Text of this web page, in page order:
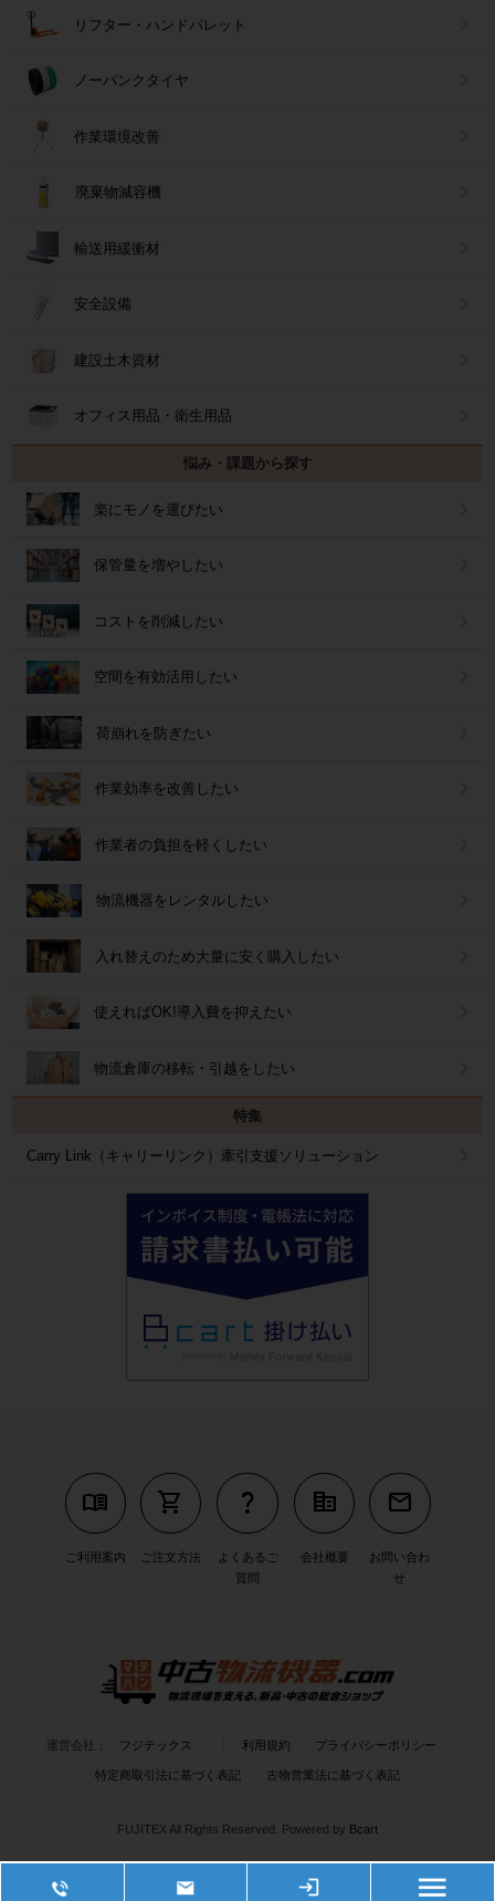
リフター・ハンドパレット
ノーパンクタイヤ
作業環境改善
廃棄物減容機
輸送用緩衝材
安全設備
建設土木資材
オフィス用品・衛生用品
悩み・課題から探す
楽にモノを運びたい
保管量を増やしたい
コストを削減したい
空間を有効活用したい
荷崩れを防ぎたい
作業効率を改善したい
作業者の負担を軽くしたい
物流機器をレンタルしたい
入れ替えのため大量に安く購入したい
使えればOK!導入費を抑えたい
物流倉庫の移転・引越をしたい
特集
Carry Link（キャリーリンク）牽引支援ソリューション
menu_book
ご利用案内
shopping_cart
ご注文方法
question_mark
よくあるご
質問
corporate_fare
会社概要
mail
お問い合わ
せ
運営会社： フジテックス 利用規約 プライバシーポリシー
特定商取引法に基づく表記 古物営業法に基づく表記
FUJITEX All Rights Reserved. Powered by Bcart